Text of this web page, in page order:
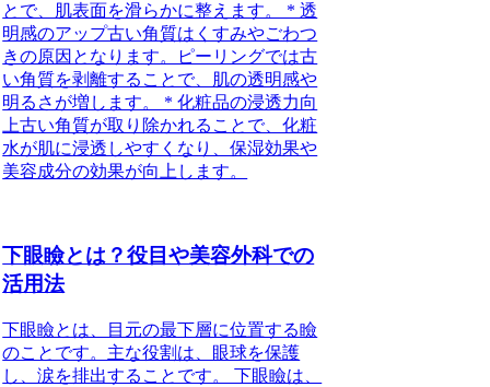
とで、肌表面を滑らかに整えます。 * 透
明感のアップ古い角質はくすみやごわつ
きの原因となります。ピーリングでは古
い角質を剥離することで、肌の透明感や
明るさが増します。 * 化粧品の浸透力向
上古い角質が取り除かれることで、化粧
水が肌に浸透しやすくなり、保湿効果や
美容成分の効果が向上します。
下眼瞼とは？役目や美容外科での
活用法
下眼瞼とは、目元の最下層に位置する瞼
のことです。主な役割は、眼球を保護
し、涙を排出することです。 下眼瞼は、